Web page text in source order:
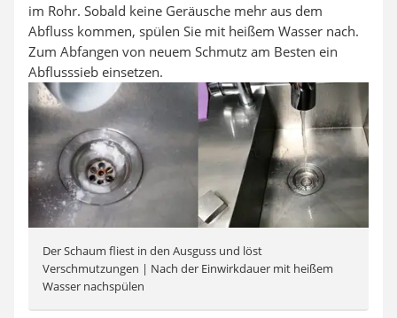
im Rohr. Sobald keine Geräusche mehr aus dem
Abfluss kommen, spülen Sie mit heißem Wasser nach.
Zum Abfangen von neuem Schmutz am Besten ein
Abflusssieb einsetzen.
Der Schaum fliest in den Ausguss und löst
Verschmutzungen | Nach der Einwirkdauer mit heißem
Wasser nachspülen